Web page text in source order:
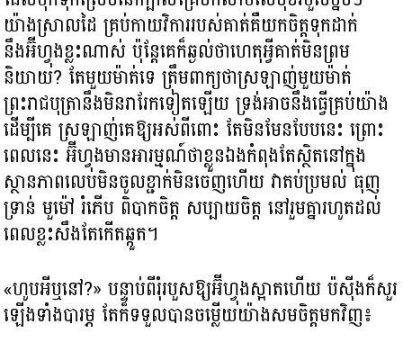
យ៉ាងស្រាលដៃ គ្រប់កាយវិការរបស់គាត់គឺយកចិត្តទុកដាក់
នឹងអ៊ីហ្វុងខ្លះណាស់ ប៉ុន្តែគេក៏ឆ្ងល់ថាហេតុអ្វីគាត់មិនព្រម
និយាយ? តែមួយម៉ាត់ទេ ត្រឹមពាក្យថាស្រឡាញ់មួយម៉ាត់
ព្រះរាជបុត្រានឹងមិនរារែកទៀតឡើយ ទ្រង់អាចនឹងធ្វើគ្រប់យ៉ាង
ដើម្បីគេ ស្រឡាញ់គេឱ្យអស់ពីពោះ តែមិនមែនបែបនេះ ព្រោះ
ពេលនេះ អ៊ីហ្វុងមានអារម្មណ៍ថាខ្លួនឯងកំពុងតែស្ថិតនៅក្នុង
ស្ថានភាពលេបមិនចូលខ្ជាក់មិនចេញហើយ វាតប់ប្រមល់ ធុញ
ទ្រាន់ មួម៉ៅ រំភើប ពិបាកចិត្ត សប្បាយចិត្ត នៅរួមគ្នារហូតដល់
ពេលខ្លះសឹងតែកើតឆ្កួត។
«ហូបអីឬនៅ?» បន្ទាប់ពីរុំរបួសឱ្យអ៊ីហ្វុងស្អាតហើយ ប៉ស៊ីងក៏សួរ
ឡើងទាំងបារម្ភ តែក៏ទទួលបានចម្លើយយ៉ាងសមចិត្តមកវិញ៖